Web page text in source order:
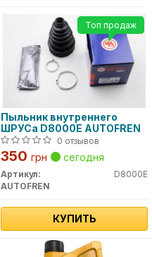
Пыльник внутреннего
ШРУСа D8000E AUTOFREN
0 отзывов
350 грн сегодня
Артикул:
D8000E
AUTOFREN
КУПИТЬ
Топ продаж